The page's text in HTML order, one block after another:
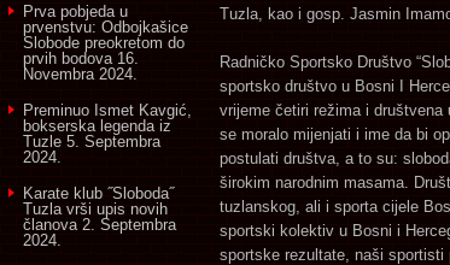
Tuzla, kao i gosp. Jasmin
Radničko Sportsko Društvo
sportsko društvo u Bosni I
vrijeme četiri režima i društvena
se moralo mijenjati i ime da bi
postulati društva, a to su:
širokim narodnim masama.
tuzlanskog, ali i sporta cijele
sportski kolektiv u Bosni i
sportske rezultate, naši sportisti
Prva pobjeda u
prvenstvu: Odbojkašice
Slobode preokretom do
prvih bodova 16.
Novembra 2024.
Preminuo Ismet Kavgić,
bokserska legenda iz
Tuzle 5. Septembra
2024.
Karate klub ˝Sloboda˝
Tuzla vrši upis novih
članova 2. Septembra
2024.